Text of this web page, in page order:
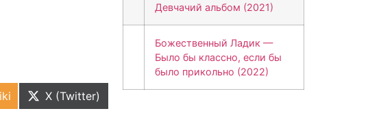
X (Twitter)
Девчачий альбом (2021)
Божественный Ладик —
Было бы классно, если бы
было прикольно (2022)